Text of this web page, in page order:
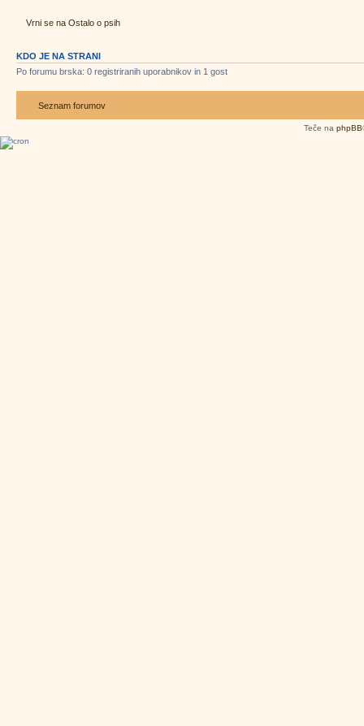
Vrni se na Ostalo o psih
KDO JE NA STRANI
Po forumu brska: 0 registriranih uporabnikov in 1 gost
Seznam forumov
Teče na phpBB